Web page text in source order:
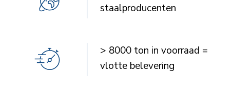
staalproducenten
> 8000 ton in voorraad =
vlotte belevering